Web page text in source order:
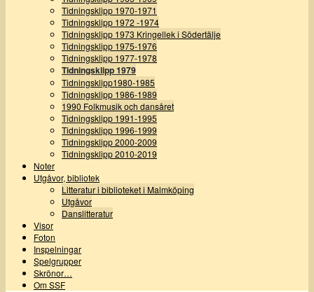
Tidningsklipp 1970-1971
Tidningsklipp 1972 -1974
Tidningsklipp 1973 Kringellek i Södertälje
Tidningsklipp 1975-1976
Tidningsklipp 1977-1978
Tidningsklipp 1979
Tidningsklipp1980-1985
Tidningsklipp 1986-1989
1990 Folkmusik och dansåret
Tidningsklipp 1991-1995
Tidningsklipp 1996-1999
Tidningsklipp 2000-2009
Tidningsklipp 2010-2019
Noter
Utgåvor, bibliotek
Litteratur i biblioteket i Malmköping
Utgåvor
Danslitteratur
Visor
Foton
Inspelningar
Spelgrupper
Skrönor…
Om SSF